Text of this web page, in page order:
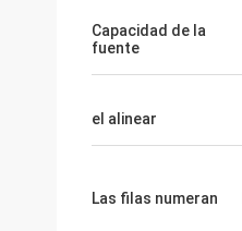
Capacidad de la
fuente
el alinear
Las filas numeran